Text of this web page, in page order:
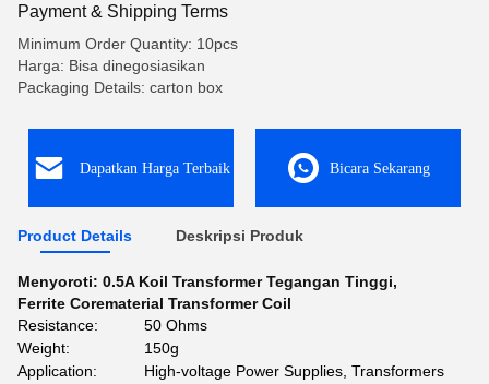
Payment & Shipping Terms
Minimum Order Quantity: 10pcs
Harga: Bisa dinegosiasikan
Packaging Details: carton box
Dapatkan Harga Terbaik Bicara Sekarang
Product Details Deskripsi Produk
Menyoroti: 0.5A Koil Transformer Tegangan Tinggi,
Ferrite Corematerial Transformer Coil
Resistance:
50 Ohms
Weight:
150g
Application:
High-voltage Power Supplies, Transformers